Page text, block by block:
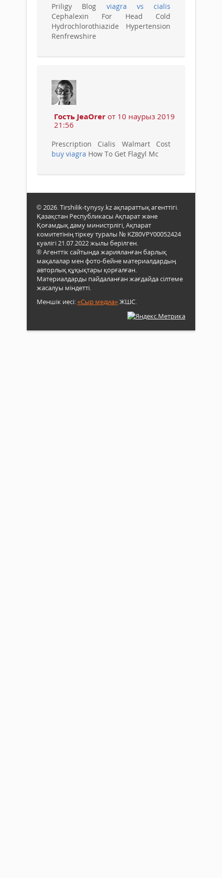
Priligy Blog viagra vs cialis
Cephalexin For Head Cold
Hydrochlorothiazide Hypertension
Renfrewshire
Гость JeaOrer от 10 наурыз 2019
21:56
Prescription Cialis Walmart Cost
buy viagra How To Get Flagyl Mc
© 2026. Tirshilik-tynysy.kz ақпараттық агенттігі.
Қазақстан Республикасы Ақпарат және
Қоғамдық даму министрлігі, Ақпарат
комитетінің тіркеу туралы № KZ80VPY00052424
куәлігі 21.07.2022 жылы берілген.
® Агенттік сайтында жарияланған барлық
мақалалар мен фото-бейне материалдардың
авторлық құқықтары қорғалған.
Материалдарды пайдаланған жағдайда сілтеме
жасалуы міндетті.
Меншік иесі:«Сыр медиа»ЖШС.